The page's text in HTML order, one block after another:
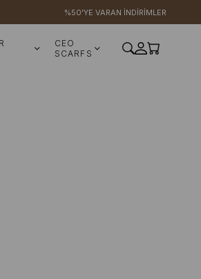
%50'YE VARAN İNDİRİMLER
CEO
SCARFS